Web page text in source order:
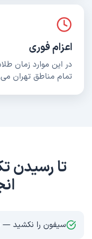
اعزام فوری
تمام مناطق تهران
تا رسیدن
سیفون را نکشید —